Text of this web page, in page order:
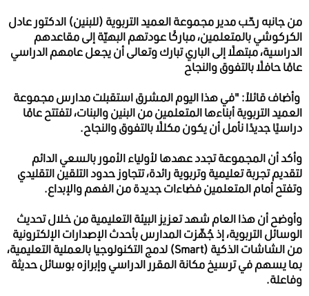
من جانبه رحّب مدير مجموعة العميد التربوية (للبنين) الدكتور عادل
الكركوشي بالمتعلمين، مباركًا عودتهم البهيّة إلى مقاعدهم
الدراسية، مبتهلًا إلى الباري تبارك وتعالى أن يجعل عامهم الدراسي
عامًا حافلًا بالتفوق والنجاح
وأضاف قائلاً: "في هذا اليوم المشرق استقبلت مدارس مجموعة
العميد التربوية أبناءها المتعلمين من البنين والبنات، لتفتتح عامًا
دراسيًا جديدًا نأمل أن يكون مكللًا بالتفوق والنجاح.
وأكد أن المجموعة تجدد عهدها لأولياء الأمور بالسعي الدائم
لتقديم تجربة تعليمية وتربوية رائدة، تتجاوز حدود التلقين التقليدي
وتفتح أمام المتعلمين فضاءات جديدة من الفهم والإبداع.
وأوضح أن هذا العام شهد تعزيز البيئة التعليمية من خلال تحديث
الوسائل التربوية، إذ جُهِّزت المدارس بأحدث الإصدارات الإلكترونية
من الشاشات الذكية (Smart) لدمج التكنولوجيا بالعملية التعليمية،
بما يسهم في ترسيخ مكانة المقرر الدراسي وإبرازه بوسائل حديثة
وفاعلة.